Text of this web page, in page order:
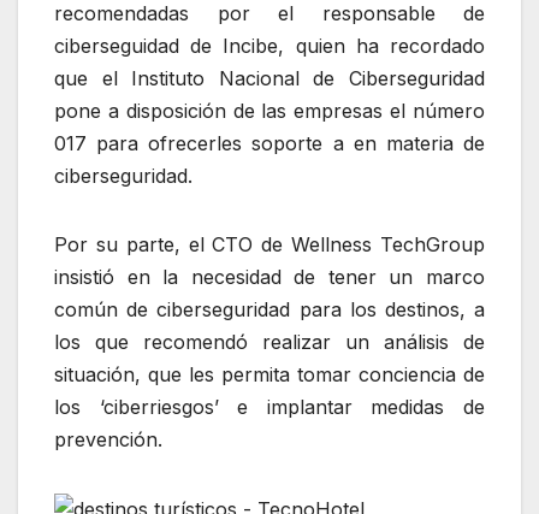
recomendadas por el responsable de
ciberseguidad de Incibe, quien ha recordado
que el Instituto Nacional de Ciberseguridad
pone a disposición de las empresas el número
017 para ofrecerles soporte a en materia de
ciberseguridad.
Por su parte, el CTO de Wellness TechGroup
insistió en la necesidad de tener un marco
común de ciberseguridad para los destinos, a
los que recomendó realizar un análisis de
situación, que les permita tomar conciencia de
los ‘ciberriesgos’ e implantar medidas de
prevención.